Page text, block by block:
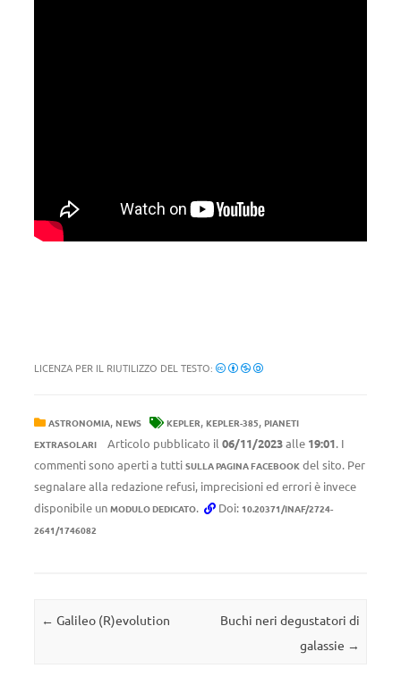
LICENZA PER IL RIUTILIZZO DEL TESTO:
ASTRONOMIA, NEWS KEPLER, KEPLER-385, PIANETI
EXTRASOLARI
Articolo pubblicato il 06/11/2023alle 19:01. I
commenti sono aperti a tutti SULLA PAGINA FACEBOOK del sito. Per
segnalare alla redazione refusi, imprecisioni ed errori è invece
disponibile un MODULO DEDICATO. Doi: 10.20371/INAF/2724-
2641/1746082
Navigazione articolo
← Galileo (R)evolution
Buchi neri degustatori di
galassie →